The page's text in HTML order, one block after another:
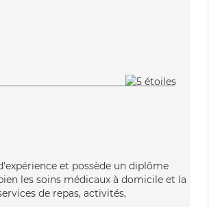
et possède un diplôme
les soins médicaux à domicile et la
de repas, activités,